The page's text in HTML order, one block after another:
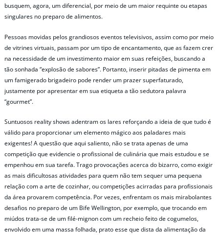
busquem, agora, um diferencial, por meio de um maior requinte ou etapas
singulares no preparo de alimentos.
Pessoas movidas pelos grandiosos eventos televisivos, assim como por meio
de vitrines virtuais, passam por um tipo de encantamento, que as fazem crer
na necessidade de um investimento maior em suas refeições, buscando a
tão sonhada “explosão de sabores”. Portanto, inserir pitadas de pimenta em
um famigerado brigadeiro pode render um prazer superfaturado,
justamente por apresentar em sua etiqueta a tão sedutora palavra
“gourmet”.
Suntuosos reality shows adentram os lares reforçando a ideia de que tudo é
válido para proporcionar um elemento mágico aos paladares mais
exigentes! A questão que aqui saliento, não se trata apenas de uma
competição que evidencie o profissional de culinária que mais estudou e se
empenhou em sua tarefa. Trago provocações acerca do bizarro, como exigir
as mais dificultosas atividades para quem não tem sequer uma pequena
relação com a arte de cozinhar, ou competições acirradas para profissionais
da área provarem competência. Por vezes, enfrentam os mais mirabolantes
desafios no preparo de um Bife Wellington, por exemplo, que trocando em
miúdos trata-se de um filé-mignon com um recheio feito de cogumelos,
envolvido em uma massa folhada, prato esse que dista da alimentação da